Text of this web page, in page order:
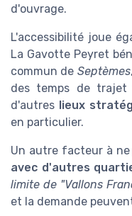
d'ouvrage.
L'accessibilité joue
La Gavotte Peyret
commun de Septèmes
des temps de trajet
d'autres lieux
en particulier.
Un autre facteur à
avec d'autres
limite de "Vallons
et la demande